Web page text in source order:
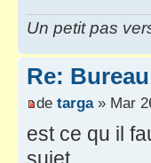
Un petit pas
Re:
de targa» Mar
est ce qu il